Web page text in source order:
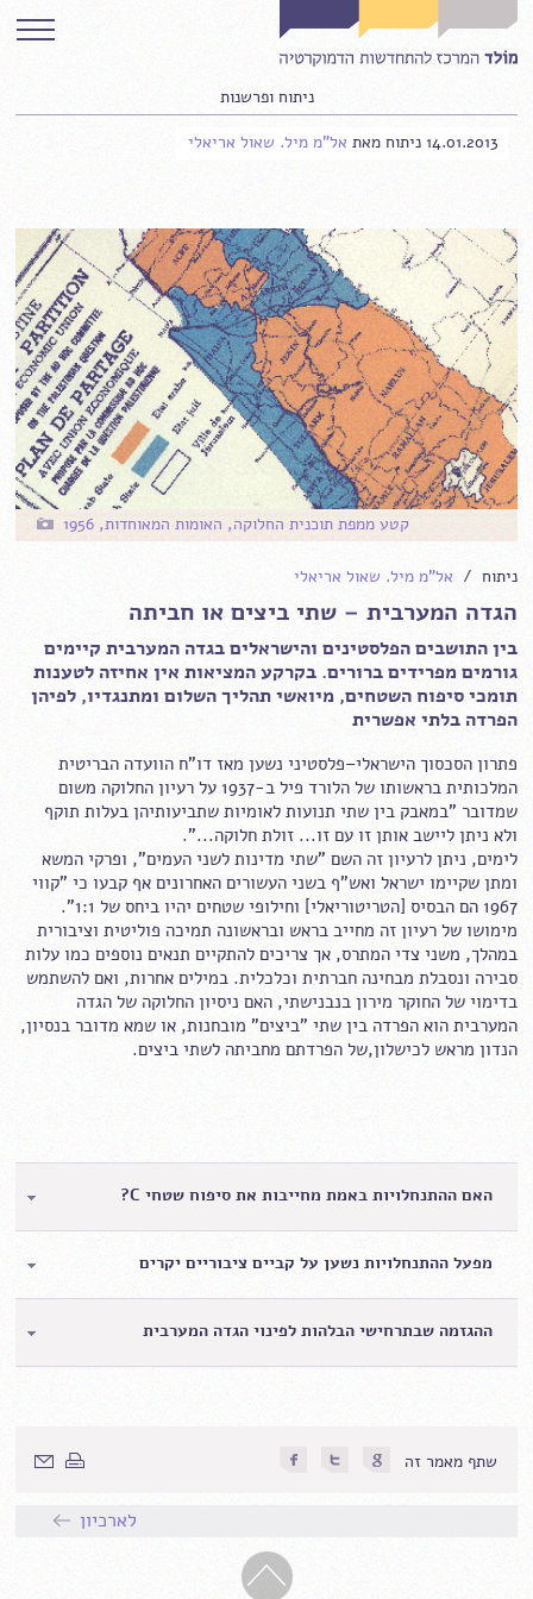
ניתוח ופרשנות
14.01.2013 ניתוח מאת אל"מ מיל. שאול אריאלי
קטע ממפת תוכנית החלוקה, האומות המאוחדות, 1956
ניתוח / אל"מ מיל. שאול אריאלי
הגדה המערבית – שתי ביצים או חביתה
בין התושבים הפלסטינים והישראלים בגדה המערבית קיימים
גורמים מפרידים ברורים. בקרקע המציאות אין אחיזה לטענות
תומכי סיפוח השטחים, מיואשי תהליך השלום ומתנגדיו, לפיהן
הפרדה בלתי אפשרית
פתרון הסכסוך הישראלי–פלסטיני נשען מאז דו"ח הוועדה הבריטית
המלכותית בראשותו של הלורד פיל ב-1937 על רעיון החלוקה משום
שמדובר "במאבק בין שתי תנועות לאומיות שתביעותיהן בעלות תוקף
ולא ניתן ליישב אותן זו עם זו... זולת חלוקה...".
לימים, ניתן לרעיון זה השם "שתי מדינות לשני העמים", ופרקי המשא
ומתן שקיימו ישראל ואש"ף בשני העשורים האחרונים אף קבעו כי "קווי
1967 הם הבסיס [הטריטוריאלי] וחילופי שטחים יהיו ביחס של 1:1".
מימושו של רעיון זה מחייב בראש ובראשונה תמיכה פוליטית וציבורית
במהלך, משני צדי המתרס, אך צריכים להתקיים תנאים נוספים כמו עלות
סבירה ונסבלת מבחינה חברתית וכלכלית. במילים אחרות, ואם להשתמש
בדימוי של החוקר מירון בנבנישתי, האם ניסיון החלוקה של הגדה
המערבית הוא הפרדה בין שתי "ביצים" מובחנות, או שמא מדובר בנסיון,
הנדון מראש לכישלון,של הפרדתם מחביתה לשתי ביצים.
האם ההתנחלויות באמת מחייבות את סיפוח שטחי C?
מפעל ההתנחלויות נשען על קביים ציבוריים יקרים
ההגזמה שבתרחישי הבלהות לפינוי הגדה המערבית
שתף מאמר זה
לארכיון